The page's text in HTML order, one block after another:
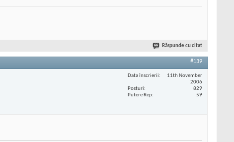
Răspunde cu citat
#139
Data înscrierii
11th November
2006
Posturi
829
Putere Rep
59